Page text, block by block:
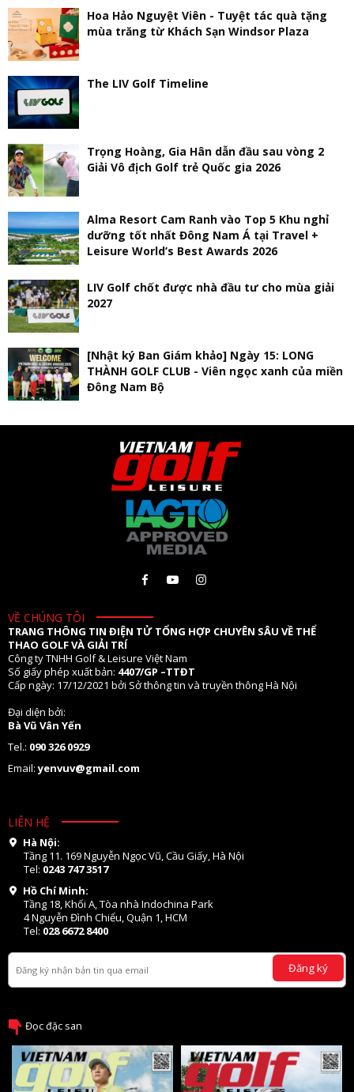
Hoa Hảo Nguyệt Viên - Tuyệt tác quà tặng
mùa trăng từ Khách Sạn Windsor Plaza
The LIV Golf Timeline
Trọng Hoàng, Gia Hân dẫn đầu sau vòng 2
Giải Vô địch Golf trẻ Quốc gia 2026
Alma Resort Cam Ranh vào Top 5 Khu nghỉ
dưỡng tốt nhất Đông Nam Á tại Travel +
Leisure World’s Best Awards 2026
LIV Golf chốt được nhà đầu tư cho mùa giải
2027
[Nhật ký Ban Giám khảo] Ngày 15: LONG
THÀNH GOLF CLUB - Viên ngọc xanh của miền
Đông Nam Bộ
VỀ CHÚNG TÔI
TRANG THÔNG TIN ĐIỆN TỬ TỔNG HỢP CHUYÊN SÂU VỀ THỂ
THAO GOLF VÀ GIẢI TRÍ
Công ty TNHH Golf & Leisure Việt Nam
Số giấy phép xuất bản: 4407/GP –TTĐT
Cấp ngày: 17/12/2021 bởi Sở thông tin và truyền thông Hà Nội
Đại diện bởi:
Bà Vũ Vân Yến
Tel.: 090 326 0929
Email:yenvuv@gmail.com
LIÊN HỆ
Hà Nội:
Tầng 11. 169 Nguyễn Ngọc Vũ, Cầu Giấy, Hà Nội
Tel: 0243 747 3517
Hồ Chí Minh:
Tầng 18, Khối A, Tòa nhà Indochina Park
4 Nguyễn Đình Chiểu, Quận 1, HCM
Tel: 028 6672 8400
Đăng ký
Đọc đặc san